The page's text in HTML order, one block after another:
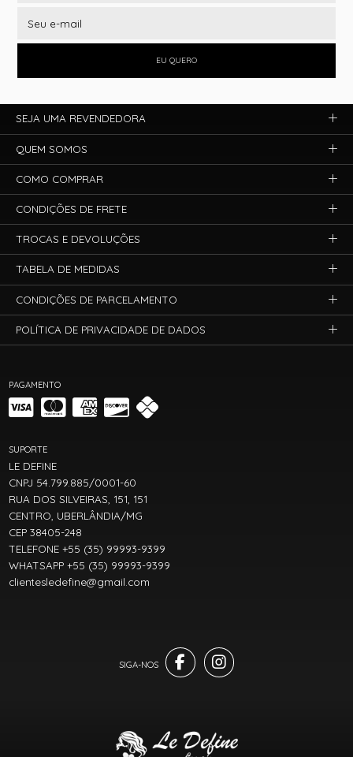
EU QUERO
PAGAMENTO
SUPORTE
LE DEFINE
CNPJ 54.799.885/0001-60
RUA DOS SILVEIRAS, 151, 151
CENTRO, UBERLÂNDIA/MG
CEP 38405-248
TELEFONE +55 (35) 99993-9399
WHATSAPP +55 (35) 99993-9399
clientesledefine@gmail.com
SEJA UMA REVENDEDORA
QUEM SOMOS
COMO COMPRAR
CONDIÇÕES DE FRETE
TROCAS E DEVOLUÇÕES
TABELA DE MEDIDAS
CONDIÇÕES DE PARCELAMENTO
POLÍTICA DE PRIVACIDADE DE DADOS